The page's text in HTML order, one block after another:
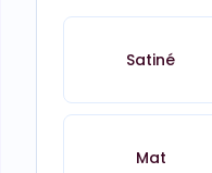
Satiné
Mat